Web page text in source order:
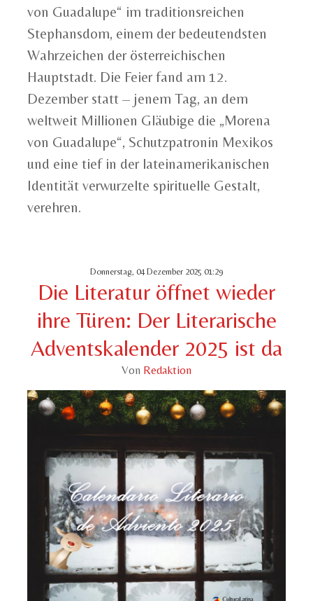
von Guadalupe“ im traditionsreichen
Stephansdom, einem der bedeutendsten
Wahrzeichen der österreichischen
Hauptstadt. Die Feier fand am 12.
Dezember statt – jenem Tag, an dem
weltweit Millionen Gläubige die „Morena
von Guadalupe“, Schutzpatronin Mexikos
und eine tief in der lateinamerikanischen
Identität verwurzelte spirituelle Gestalt,
verehren.
Donnerstag, 04 Dezember 2025 01:29
Die Literatur öffnet wieder
ihre Türen: Der Literarische
Adventskalender 2025 ist da
Von Redaktion